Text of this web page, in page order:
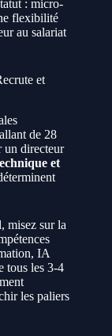
: micro-
flexibilité
au salariat
et
de 28
un directeur
et
misez sur la
IA
tous les 3-4
les paliers